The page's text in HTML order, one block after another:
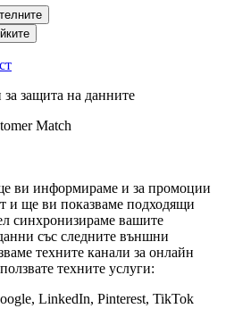
защита на данните
Match
ви информираме и за промоции
и ще ви показваме подходящи
синхронизираме вашите
със следните външни
техните канали за онлайн
техните услуги:
LinkedIn, Pinterest, TikTok